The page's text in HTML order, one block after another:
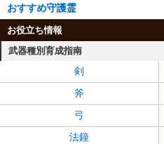
おすすめ守護霊
お役立ち情報
武器種別育成指南
剣
斧
弓
法鐘